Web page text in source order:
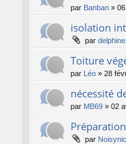
par Banban »
isolation
par
Toiture
par Léo » 28
nécessité
par MB69 » 02
par